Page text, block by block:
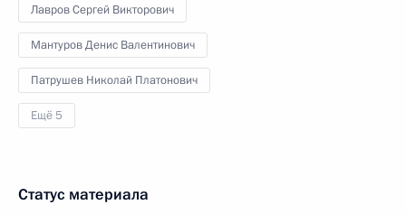
Лавров Сергей Викторович
Мантуров Денис Валентинович
Патрушев Николай Платонович
Ещё 5
Статус материала